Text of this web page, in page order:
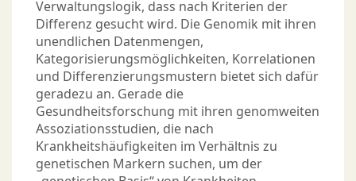
Verwaltungslogik, dass nach Kriterien der
Differenz gesucht wird. Die Genomik mit ihren
unendlichen Datenmengen,
Kategorisierungsmöglichkeiten, Korrelationen
und Differenzierungsmustern bietet sich dafür
geradezu an. Gerade die
Gesundheitsforschung mit ihren genomweiten
Assoziationsstudien, die nach
Krankheitshäufigkeiten im Verhältnis zu
genetischen Markern suchen, um der